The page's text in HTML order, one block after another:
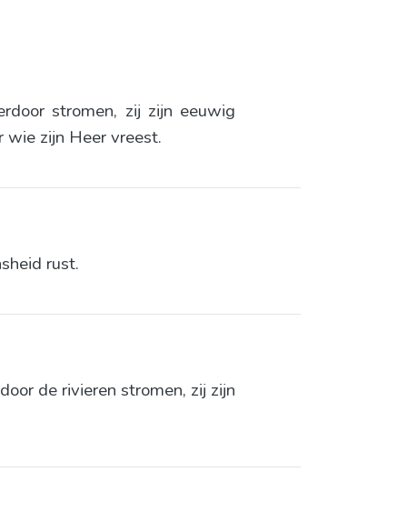
stromen, zij zijn eeuwig
wie zijn Heer vreest.
rust.
de rivieren stromen, zij zijn